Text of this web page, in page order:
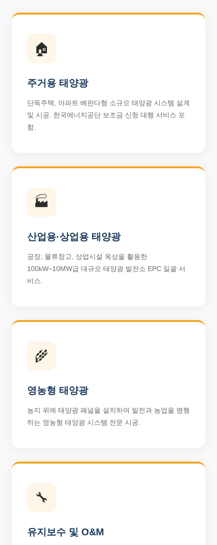
🏠
주거용 태양광
단독주택, 아파트 베란다형 소규모 태양광 시스템 설계
및 시공. 한국에너지공단 보조금 신청 대행 서비스 포
함.
🏭
산업용·상업용 태양광
공장, 물류창고, 상업시설 옥상을 활용한
100kW~10MW급 대규모 태양광 발전소 EPC 일괄 서
비스.
🌾
영농형 태양광
농지 위에 태양광 패널을 설치하여 발전과 농업을 병행
하는 영농형 태양광 시스템 전문 시공.
🔧
유지보수 및 O&M